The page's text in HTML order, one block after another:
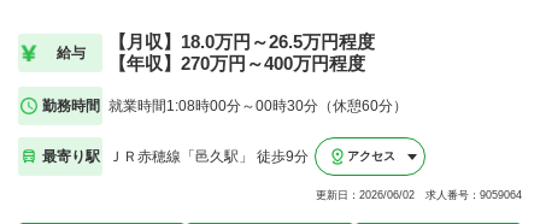
給与
【月収】18.0万円～26.5万円程度
【年収】270万円～400万円程度
勤務時間 就業時間1:08時00分～00時30分（休憩60分）
最寄り駅 ＪＲ赤穂線「邑久駅」 徒歩9分 アクセス
更新日：2026/06/02 求人番号：9059064